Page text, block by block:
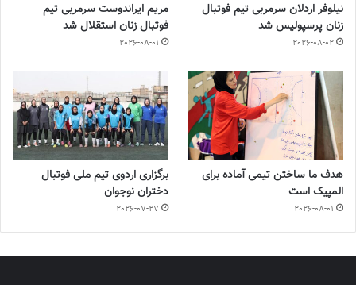
نیلوفر اردلان سرمربی تیم فوتبال
زنان پرسپولیس شد
2026-08-02
مریم ایراندوست سرمربی تیم
فوتبال زنان استقلال شد
2026-08-01
هدف ما ساختن تیمی آماده برای
المپیک است
2026-08-01
برگزاری اردوی تیم ملی فوتبال
دختران نوجوان
2026-07-27